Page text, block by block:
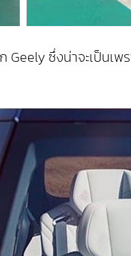
Geely ซึ่งน่าจะเป็น